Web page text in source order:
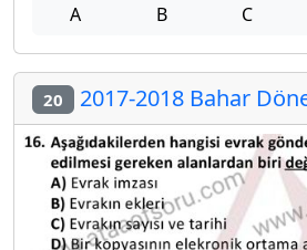
A B C
20 2017-2018 Bahar